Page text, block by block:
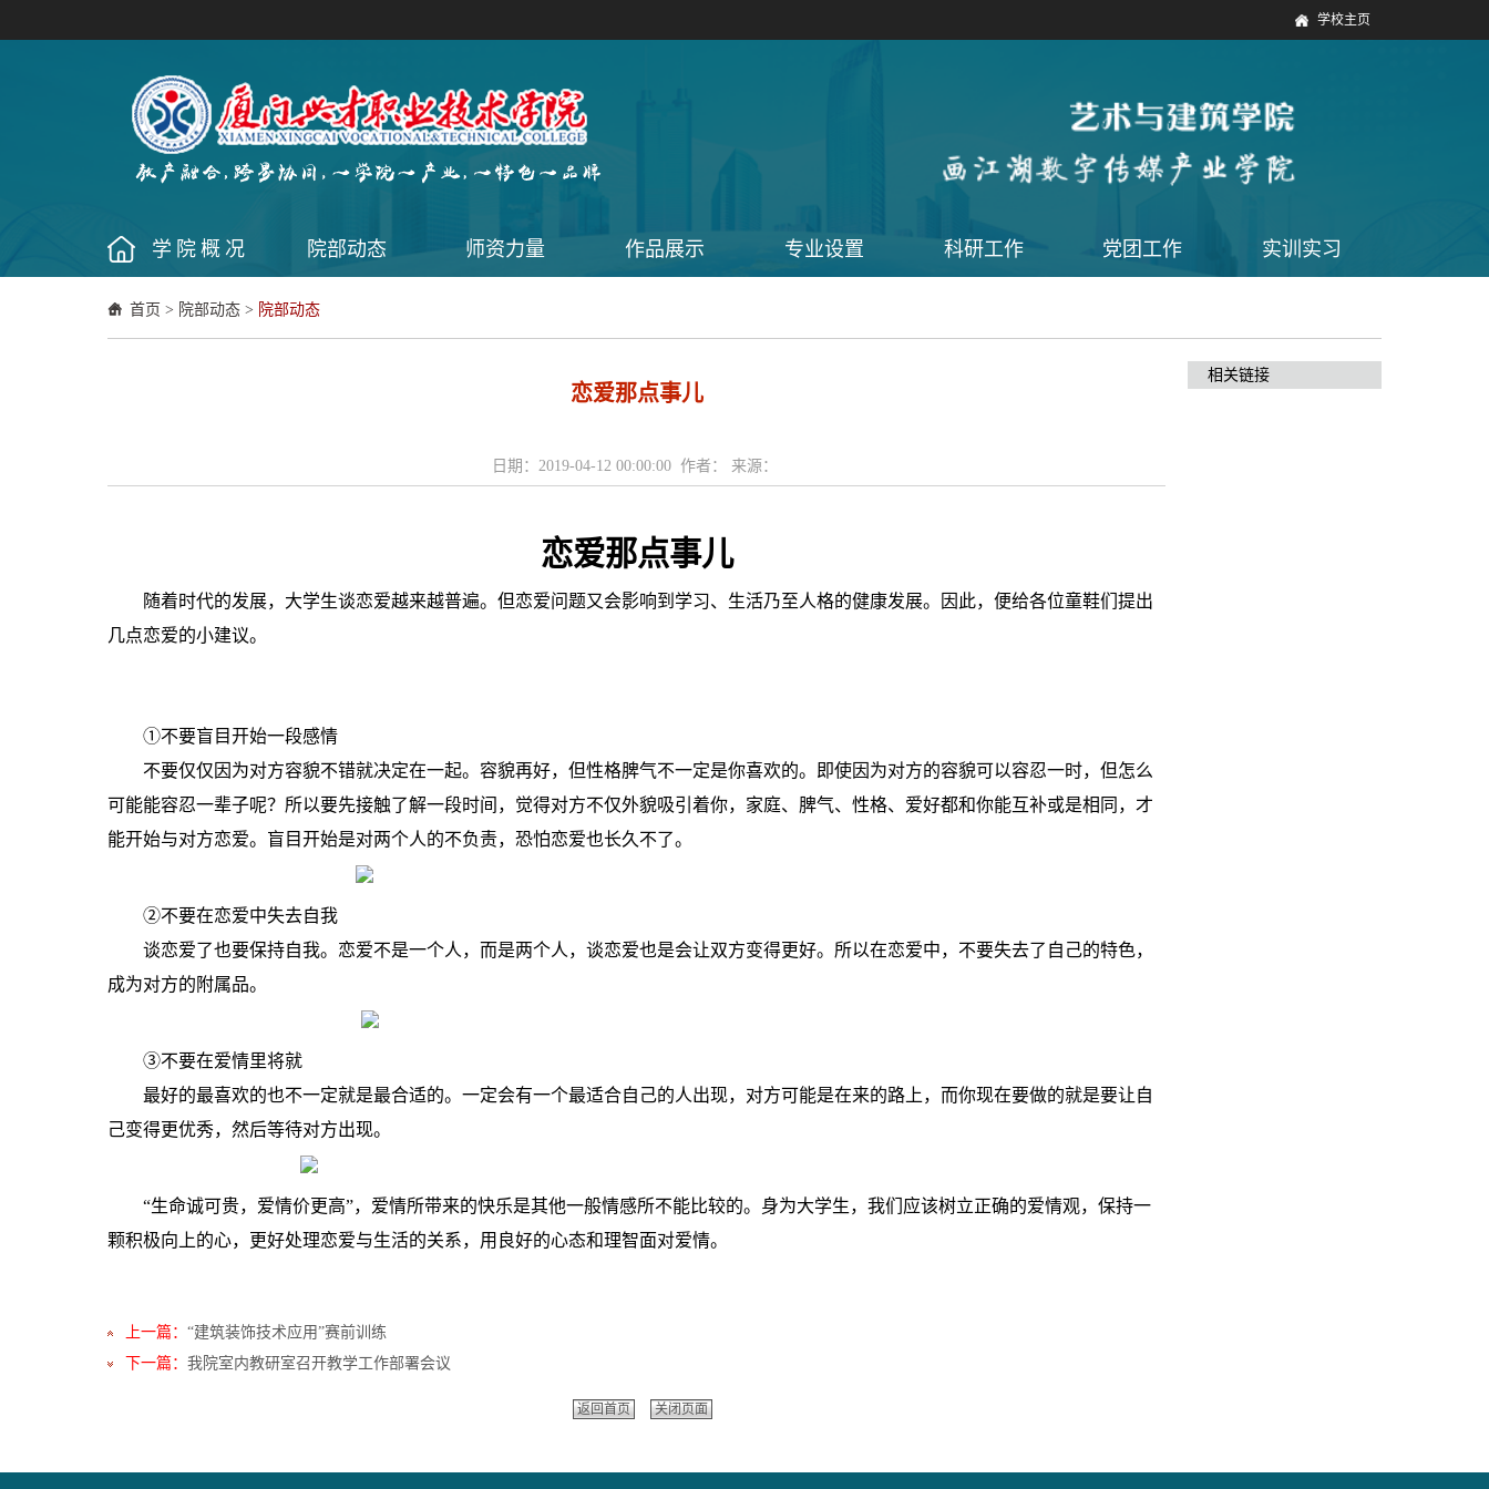
学校主页
学院概况 院部动态 师资力量 作品展示 专业设置 科研工作 党团工作 实训实习
首页 > 院部动态 > 院部动态
恋爱那点事儿
日期：2019-04-12 00:00:00 作者： 来源：
恋爱那点事儿
随着时代的发展，大学生谈恋爱越来越普遍。但恋爱问题又会影响到学习、生活乃至人格的健康发展。因此，便给各位童鞋们提出
几点恋爱的小建议。
①不要盲目开始一段感情
不要仅仅因为对方容貌不错就决定在一起。容貌再好，但性格脾气不一定是你喜欢的。即使因为对方的容貌可以容忍一时，但怎么
可能能容忍一辈子呢？所以要先接触了解一段时间，觉得对方不仅外貌吸引着你，家庭、脾气、性格、爱好都和你能互补或是相同，才
能开始与对方恋爱。盲目开始是对两个人的不负责，恐怕恋爱也长久不了。
②不要在恋爱中失去自我
谈恋爱了也要保持自我。恋爱不是一个人，而是两个人，谈恋爱也是会让双方变得更好。所以在恋爱中，不要失去了自己的特色，
成为对方的附属品。
③不要在爱情里将就
最好的最喜欢的也不一定就是最合适的。一定会有一个最适合自己的人出现，对方可能是在来的路上，而你现在要做的就是要让自
己变得更优秀，然后等待对方出现。
“生命诚可贵，爱情价更高”，爱情所带来的快乐是其他一般情感所不能比较的。身为大学生，我们应该树立正确的爱情观，保持一
颗积极向上的心，更好处理恋爱与生活的关系，用良好的心态和理智面对爱情。
上一篇： “建筑装饰技术应用”赛前训练
下一篇： 我院室内教研室召开教学工作部署会议
返回首页 关闭页面
相关链接